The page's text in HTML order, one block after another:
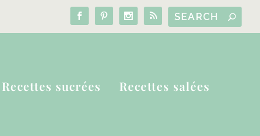
Recettes sucrées Recettes salées